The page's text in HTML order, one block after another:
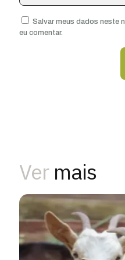
Salvar meus dados neste
eu comentar.
Ver mais